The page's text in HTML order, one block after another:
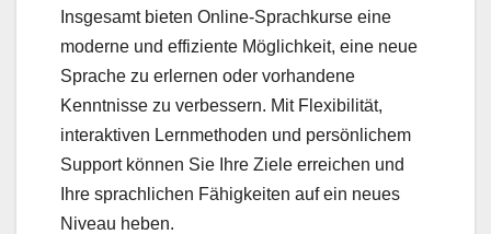
Insgesamt bieten Online-Sprachkurse eine
moderne und effiziente Möglichkeit, eine neue
Sprache zu erlernen oder vorhandene
Kenntnisse zu verbessern. Mit Flexibilität,
interaktiven Lernmethoden und persönlichem
Support können Sie Ihre Ziele erreichen und
Ihre sprachlichen Fähigkeiten auf ein neues
Niveau heben.